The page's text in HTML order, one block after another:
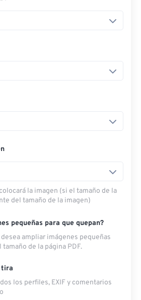
URL
la imagen (si el tamaño de la
del tamaño de la imagen)
pequeñas para que quepan?
ampliar imágenes pequeñas
de la página PDF.
tira
los perfiles, EXIF ​​y comentarios